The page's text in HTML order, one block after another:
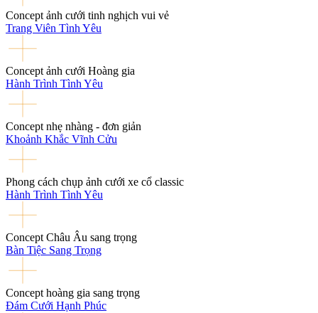
Concept ảnh cưới tinh nghịch vui vẻ
Trang Viên Tình Yêu
Concept ảnh cưới Hoàng gia
Hành Trình Tình Yêu
Concept nhẹ nhàng - đơn giản
Khoảnh Khắc Vĩnh Cửu
Phong cách chụp ảnh cưới xe cổ classic
Hành Trình Tình Yêu
Concept Châu Âu sang trọng
Bàn Tiệc Sang Trọng
Concept hoàng gia sang trọng
Đám Cưới Hạnh Phúc